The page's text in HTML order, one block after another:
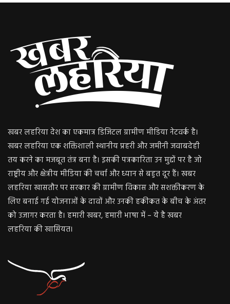
खबर लहरिया देश का एकमात्र डिजिटल ग्रामीण मीडिया नेटवर्क है।
खबर लहरिया एक शक्तिशाली स्थानीय प्रहरी और जमीनी जवाबदेही
तय करने का मजबूत तंत्र बना है। इसकी पत्रकारिता उन मुद्दों पर है जो
राष्ट्रीय और क्षेत्रीय मीडिया की चर्चा और ध्यान से बहुत दूर हैं। खबर
लहरिया खासतौर पर सरकार की ग्रामीण विकास और सशक्तीकरण के
लिए बनाई गई योजनाओं के दावों और उनकी हकीकत के बीच के अंतर
को उजागर करता है। हमारी खबर, हमारी भाषा में – ये है खबर
लहरिया की खासियत।